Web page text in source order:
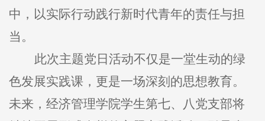
中，以实际行动践行新时代青年的责任与担
当。
此次主题党日活动不仅是一堂生动的绿
色发展实践课，更是一场深刻的思想教育。
未来，经济管理学院学生第七、八党支部将